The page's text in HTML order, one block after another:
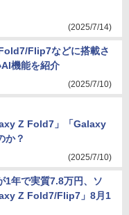
(2025/7/14)
Flip7などに搭載さ
機能を紹介
(2025/7/10)
Z Fold7」「Galaxy
か？
(2025/7/10)
1年で実質7.8万円、ソ
Z Fold7/Flip7」8月1